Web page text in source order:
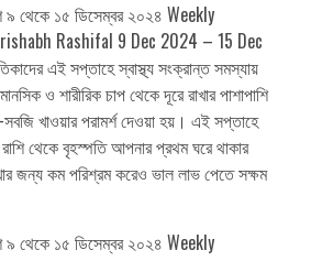
৯ থেকে ১৫ ডিসেম্বর ২০২৪ Weekly
Rashifal 9 Dec 2024 – 15 Dec
এই সপ্তাহে স্বাস্থ্য সংক্রান্ত সমস্যায়
ও শারীরিক চাপ থেকে দূরে রাখার পাশাপাশি
খাওয়ার পরামর্শ দেওয়া হয়। এই সপ্তাহে
থেকে বৃহস্পতি আপনার প্রথম ঘরে থাকার
জন্য কম পরিশ্রম করেও ভাল লাভ পেতে সক্ষম
৯ থেকে ১৫ ডিসেম্বর ২০২৪ Weekly